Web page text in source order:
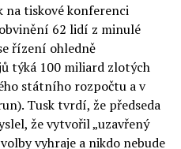
inteligence budou na
Fórum AI bude
trať skládající se z
a speciálních akcí.
vlivu umělé
i v sektoru veřejných a
diskutovat problémy a
na tiskové konferenci
62 lidí z minulé
řízení ohledně
týká 100 miliard zlotých
státního rozpočtu a v
Tusk tvrdí, že předseda
že vytvořil „uzavřený
vyhraje a nikdo nebude